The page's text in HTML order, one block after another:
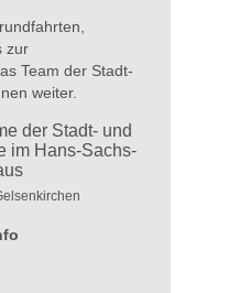
zur
Team der Stadt-
weiter.